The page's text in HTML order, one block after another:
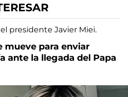
mueve para enviar
ante la llegada del Papa